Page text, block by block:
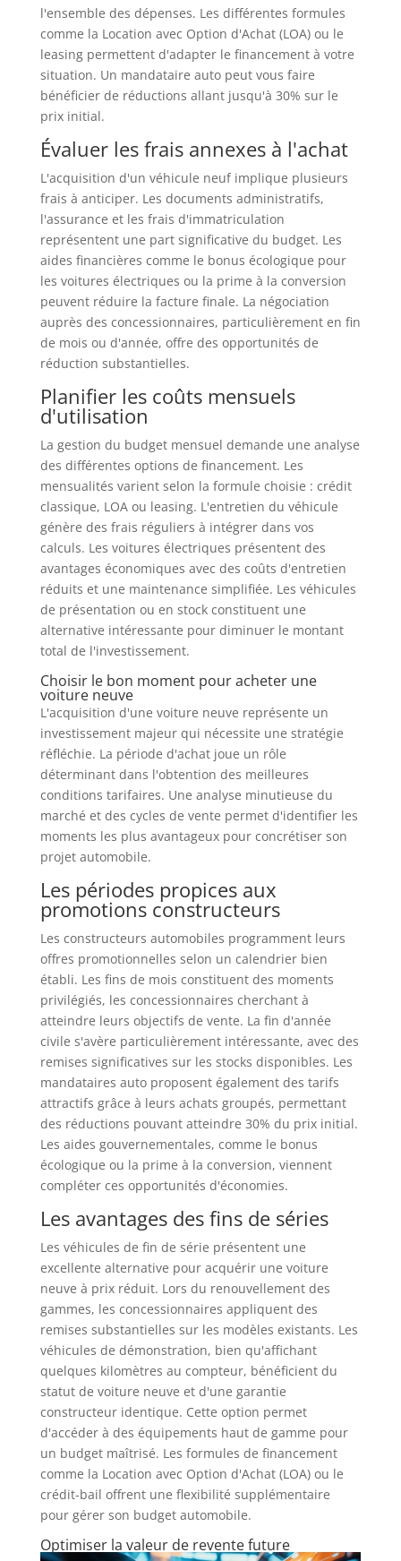
l'ensemble des dépenses. Les différentes formules
comme la Location avec Option d'Achat (LOA) ou le
leasing permettent d'adapter le financement à votre
situation. Un mandataire auto peut vous faire
bénéficier de réductions allant jusqu'à 30% sur le
prix initial.
Évaluer les frais annexes à l'achat
L'acquisition d'un véhicule neuf implique plusieurs
frais à anticiper. Les documents administratifs,
l'assurance et les frais d'immatriculation
représentent une part significative du budget. Les
aides financières comme le bonus écologique pour
les voitures électriques ou la prime à la conversion
peuvent réduire la facture finale. La négociation
auprès des concessionnaires, particulièrement en fin
de mois ou d'année, offre des opportunités de
réduction substantielles.
Planifier les coûts mensuels
d'utilisation
La gestion du budget mensuel demande une analyse
des différentes options de financement. Les
mensualités varient selon la formule choisie : crédit
classique, LOA ou leasing. L'entretien du véhicule
génère des frais réguliers à intégrer dans vos
calculs. Les voitures électriques présentent des
avantages économiques avec des coûts d'entretien
réduits et une maintenance simplifiée. Les véhicules
de présentation ou en stock constituent une
alternative intéressante pour diminuer le montant
total de l'investissement.
Choisir le bon moment pour acheter une
voiture neuve
L'acquisition d'une voiture neuve représente un
investissement majeur qui nécessite une stratégie
réfléchie. La période d'achat joue un rôle
déterminant dans l'obtention des meilleures
conditions tarifaires. Une analyse minutieuse du
marché et des cycles de vente permet d'identifier les
moments les plus avantageux pour concrétiser son
projet automobile.
Les périodes propices aux
promotions constructeurs
Les constructeurs automobiles programment leurs
offres promotionnelles selon un calendrier bien
établi. Les fins de mois constituent des moments
privilégiés, les concessionnaires cherchant à
atteindre leurs objectifs de vente. La fin d'année
civile s'avère particulièrement intéressante, avec des
remises significatives sur les stocks disponibles. Les
mandataires auto proposent également des tarifs
attractifs grâce à leurs achats groupés, permettant
des réductions pouvant atteindre 30% du prix initial.
Les aides gouvernementales, comme le bonus
écologique ou la prime à la conversion, viennent
compléter ces opportunités d'économies.
Les avantages des fins de séries
Les véhicules de fin de série présentent une
excellente alternative pour acquérir une voiture
neuve à prix réduit. Lors du renouvellement des
gammes, les concessionnaires appliquent des
remises substantielles sur les modèles existants. Les
véhicules de démonstration, bien qu'affichant
quelques kilomètres au compteur, bénéficient du
statut de voiture neuve et d'une garantie
constructeur identique. Cette option permet
d'accéder à des équipements haut de gamme pour
un budget maîtrisé. Les formules de financement
comme la Location avec Option d'Achat (LOA) ou le
crédit-bail offrent une flexibilité supplémentaire
pour gérer son budget automobile.
Optimiser la valeur de revente future